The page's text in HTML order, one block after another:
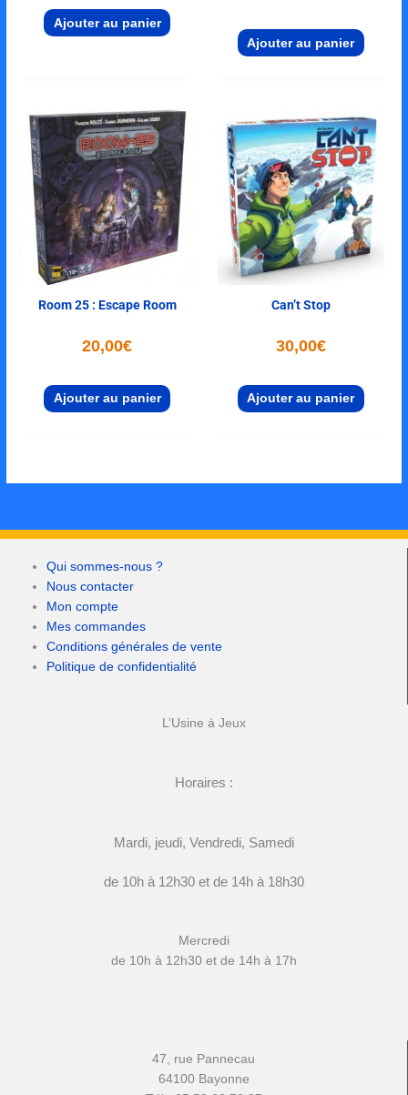
Ajouter au panier
Ajouter au panier
Room 25 : Escape Room
20,00€
Ajouter au panier
Can’t Stop
30,00€
Ajouter au panier
Qui sommes-nous ?
Nous contacter
Mon compte
Mes commandes
Conditions générales de vente
Politique de confidentialité
L’Usine à Jeux
Horaires :
Mardi, jeudi, Vendredi, Samedi
de 10h à 12h30 et de 14h à 18h30
Mercredi
de 10h à 12h30 et de 14h à 17h
47, rue Pannecau
64100 Bayonne